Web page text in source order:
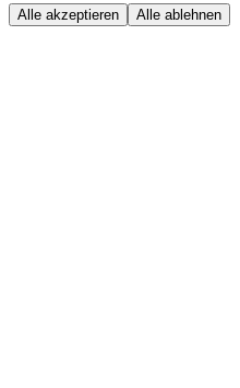
Alle akzeptieren Alle ablehnen